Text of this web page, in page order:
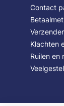
Contact
Klachten
Ruilen en